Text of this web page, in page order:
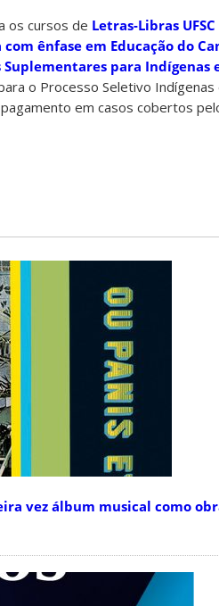
os cursos de Letras-Libras UFSC
com ênfase em Educação do
Suplementares para Indígenas
o Processo Seletivo Indígenas
em casos cobertos
vez álbum musical como